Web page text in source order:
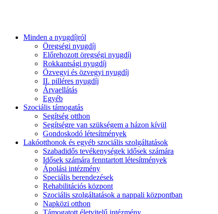
Minden a nyugdíjról
Öregségi nyugdíj
Előrehozott öregségi nyugdíj
Rokkantsági nyugdíj
Özvegyi és özvegyi nyugdíj
II. pilléres nyugdíj
Árvaellátás
Egyéb
Szociális támogatás
Segítség otthon
Segítségre van szükségem a házon kívül
Gondoskodó létesítmények
Lakóotthonok és egyéb szociális szolgáltatások
Szabadidős tevékenységek idősek számára
Idősek számára fenntartott létesítmények
Ápolási intézmény
Speciális berendezések
Rehabilitációs központ
Szociális szolgáltatások a nappali központban
Napközi otthon
Támogatott életvitelű intézmény